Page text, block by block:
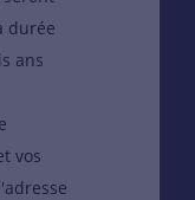
durée
ans
vos